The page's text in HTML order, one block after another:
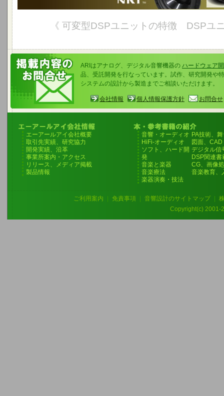
《 可変型DSPユニットの特徴 DSPユ
ARIはアナログ、デジタル音響機器の ハードウェア
品、受託開発を行なっています。試作、研究開発や
システムの設計から製造までご相談いただけます。
会社情報 個人情報保護方針 お問合せ
エーアールアイ会社概要
取引先実績、研究協力
開発実績、沿革
事業所案内・アクセス
リリース、メディア掲載
製品情報
音響・オーディオ PA技術、
HiFi-オーディオ
図面、CAD
ソフト、ハード開
発
デジタル信
DSP関連書
CG、画像
音楽と楽器
音楽教育、
音楽療法
楽器演奏・技法
ご利用案内 免責事項 音響設計のサイトマップ
Copyright(c) 2001-